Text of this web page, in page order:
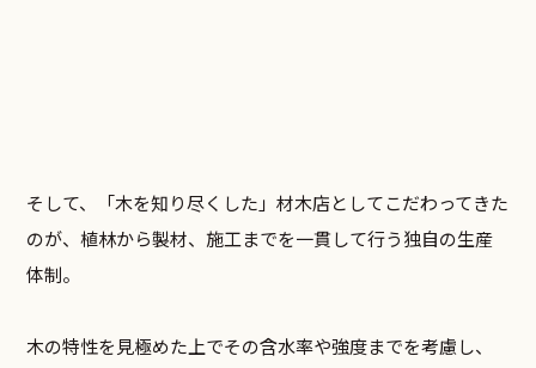
そして、「木を知り尽くした」材木店としてこだわってきた
のが、植林から製材、施工までを一貫して行う独自の生産
体制。
木の特性を見極めた上でその含水率や強度までを考慮し、